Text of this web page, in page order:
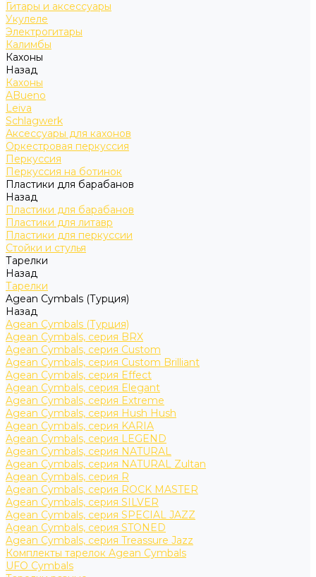
Гитары и аксессуары
Укулеле
Электрогитары
Калимбы
Кахоны
Назад
Кахоны
ABueno
Leiva
Schlagwerk
Аксессуары для кахонов
Оркестровая перкуссия
Перкуссия
Перкуссия на ботинок
Пластики для барабанов
Назад
Пластики для барабанов
Пластики для литавр
Пластики для перкуссии
Стойки и стулья
Тарелки
Назад
Тарелки
Agean Cymbals (Турция)
Назад
Agean Cymbals (Турция)
Agean Cymbals, серия BRX
Agean Cymbals, серия Custom
Agean Cymbals, серия Custom Brilliant
Agean Cymbals, серия Effect
Agean Cymbals, серия Elegant
Agean Cymbals, серия Extreme
Agean Cymbals, серия Hush Hush
Agean Cymbals, серия KARIA
Agean Cymbals, серия LEGEND
Agean Cymbals, серия NATURAL
Agean Cymbals, серия NATURAL Zultan
Agean Cymbals, серия R
Agean Cymbals, серия ROCK MASTER
Agean Cymbals, серия SILVER
Agean Cymbals, серия SPECIAL JAZZ
Agean Cymbals, серия STONED
Agean Cymbals, серия Treassure Jazz
Комплекты тарелок Agean Cymbals
UFO Cymbals